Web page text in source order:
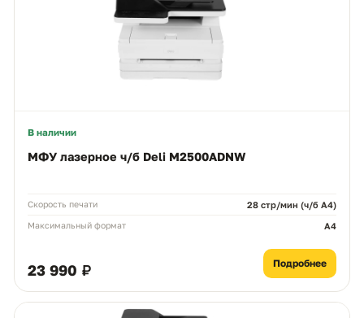
В наличии
МФУ лазерное ч/б Deli M2500ADNW
Скорость печати 28 стр/мин (ч/б A4)
Максимальный формат A4
23 990 ₽ Подробнее